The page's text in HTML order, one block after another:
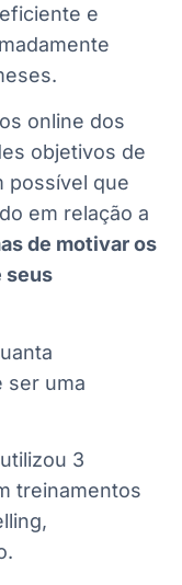
e
online dos
objetivos de
possível que
em relação a
de motivar os
seus
ser uma
3
treinamentos